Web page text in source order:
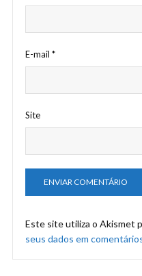
E-mail *
Site
Este site utiliza o Akismet
seus dados em